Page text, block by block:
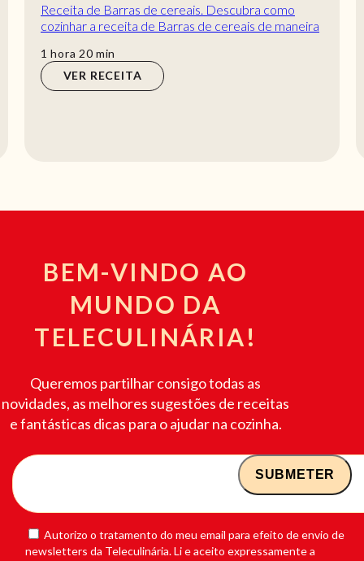
Receita de Barras de cereais. Descubra como
cozinhar a receita de Barras de cereais de maneira
1 hora
hora 20min
min
VER RECEITA
BEM-VINDO AO
MUNDO DA
TELECULINÁRIA!
Queremos partilhar consigo todas as
novidades, as melhores sugestões de receitas
e fantásticas dicas para o ajudar na cozinha.
Autorizo o tratamento do meu email para efeito de envio de
newsletters da Teleculinária. Li e aceito expressamente a